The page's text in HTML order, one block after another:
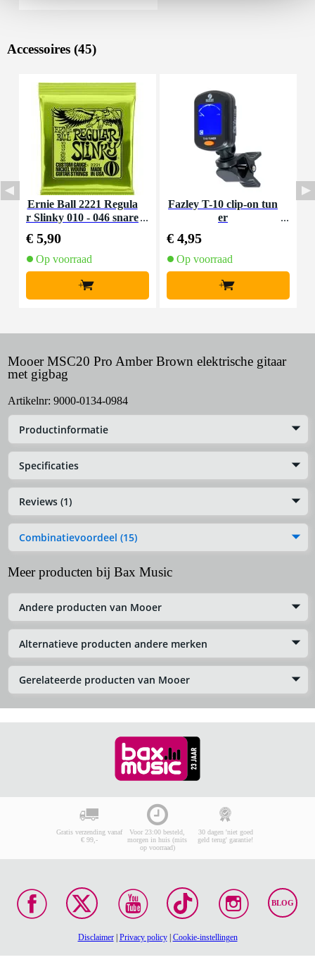
Accessoires (45)
Ernie Ball 2221 Regula
r Slinky 010 - 046 snare
€ 5,90
Op voorraad
+
Fazley T-10 clip-on tun
er
€ 4,95
Op voorraad
+
Mooer MSC20 Pro Amber Brown elektrische gitaar
met gigbag
Artikelnr: 9000-0134-0984
Productinformatie
Specificaties
Reviews (1)
Combinatievoordeel (15)
Meer producten bij Bax Music
Andere producten van Mooer
Alternatieve producten andere merken
Gerelateerde producten van Mooer
Gratis verzending vanaf
€ 99,-
Voor 23:00 besteld,
morgen in huis (mits
op voorraad)
30 dagen 'niet goed
geld terug' garantie!
BLOG
Disclaimer| Privacy policy| Cookie-instellingen